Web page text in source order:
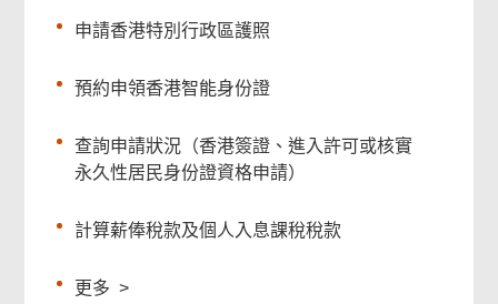
申請香港特別行政區護照
預約申領香港智能身份證
查詢申請狀況（香港簽證、進入許可或核實
永久性居民身份證資格申請）
計算薪俸稅款及個人入息課稅稅款
更多 >